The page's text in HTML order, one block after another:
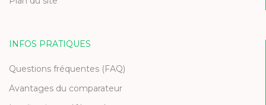
INFOS PRATIQUES
Questions fréquentes (FAQ)
Avantages du comparateur